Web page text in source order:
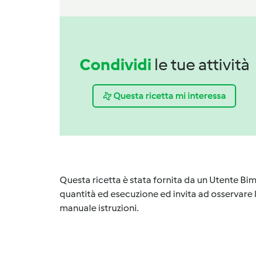
Condividi le tue attività
Questa ricetta mi interessa
Questa ricetta è stata fornita da un Utente
quantità ed esecuzione ed invita ad
manuale istruzioni.